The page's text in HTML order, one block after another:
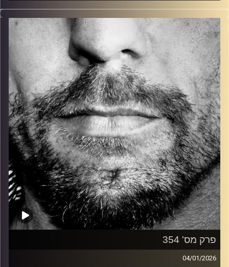
זיפים, מוזיקה מחוספסת של הופעות חיות. הרבה ג'אם, רוק,
בלוז, bluegrass, ג'אז, Fאנק, פרוגרסיב ואפילו אלקטרוניקה.
כל מה שחי, אמיתי ונושם.
עם שמוליק רגב.
קרדיט תמונות: David Goehring
פרק מס' 354
04/01/2026